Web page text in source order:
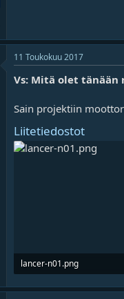
11 Toukokuu 2017
Vs: Mitä olet tänään
Sain projektiin
Liitetiedostot
lancer-n01.png